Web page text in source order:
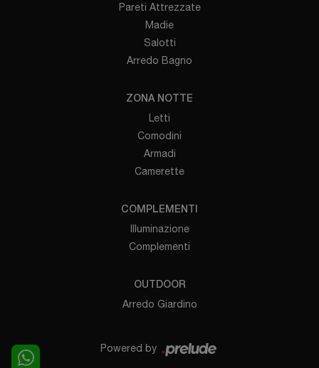
Pareti Attrezzate
Madie
Salotti
Arredo Bagno
ZONA NOTTE
Letti
Comodini
Armadi
Camerette
COMPLEMENTI
Illuminazione
Complementi
OUTDOOR
Arredo Giardino
Powered by